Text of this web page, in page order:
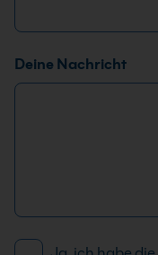
Deine Nachricht
D